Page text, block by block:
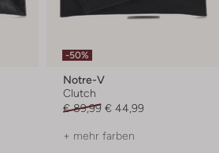
-50%
Notre-V
Clutch
€ 89,99 € 44,99
+ mehr farben